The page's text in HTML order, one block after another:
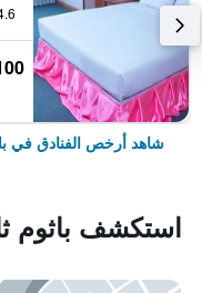
4.6 كيلومتر عن
100
شاهد أرخص الفنادق في
استكشف باثوم